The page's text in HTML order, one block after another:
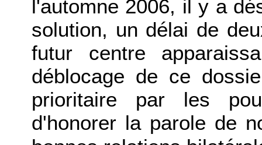
l'automne 2006, il y a
solution, un délai de
futur centre
déblocage de ce
prioritaire par les
d'honorer la parole de